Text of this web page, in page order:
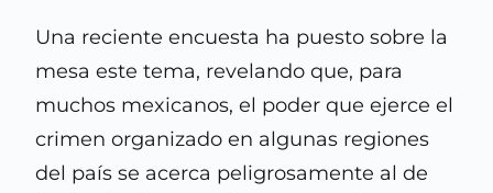
Una reciente encuesta ha puesto sobre la
mesa este tema, revelando que, para
muchos mexicanos, el poder que ejerce el
crimen organizado en algunas regiones
del país se acerca peligrosamente al de